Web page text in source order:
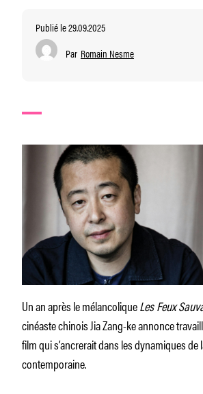
Publié le 29.09.2025
Par Romain Nesme
Un an après le mélancoliqueLes Feux
cinéaste chinois Jia Zang-ke annonce
film qui s’ancrerait dans les dynamiques de
contemporaine.